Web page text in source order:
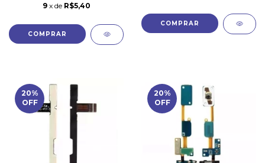
9 x de R$5,40
20%
OFF
20%
OFF